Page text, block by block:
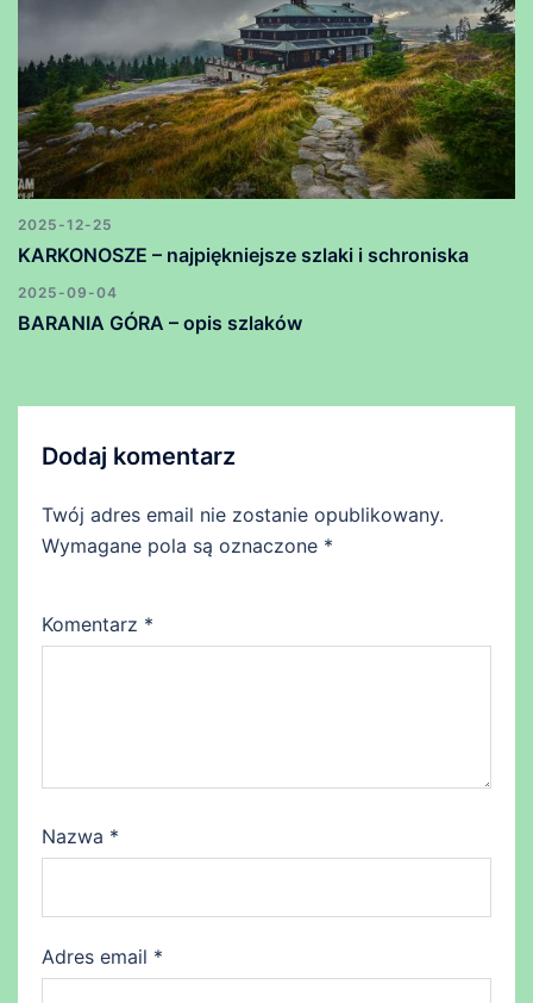
2025-12-25
KARKONOSZE – najpiękniejsze szlaki i schroniska
2025-09-04
BARANIA GÓRA – opis szlaków
Dodaj komentarz
Twój adres email nie zostanie opublikowany.
Wymagane pola są oznaczone *
Komentarz *
Nazwa *
Adres email *